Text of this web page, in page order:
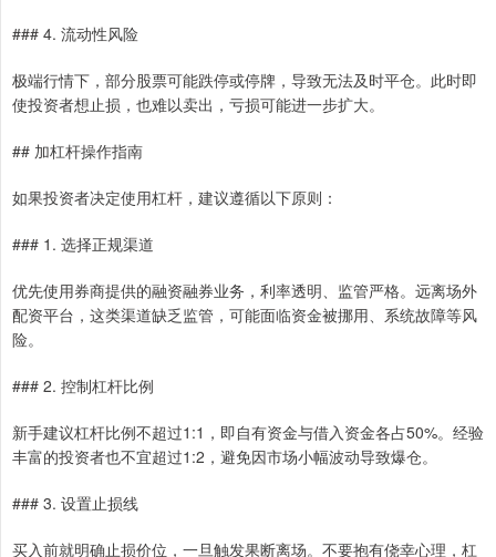
### 4. 流动性风险
极端行情下，部分股票可能跌停或停牌，导致无法及时平仓。此时即
使投资者想止损，也难以卖出，亏损可能进一步扩大。
## 加杠杆操作指南
如果投资者决定使用杠杆，建议遵循以下原则：
### 1. 选择正规渠道
优先使用券商提供的融资融券业务，利率透明、监管严格。远离场外
配资平台，这类渠道缺乏监管，可能面临资金被挪用、系统故障等风
险。
### 2. 控制杠杆比例
新手建议杠杆比例不超过1:1，即自有资金与借入资金各占50%。经验
丰富的投资者也不宜超过1:2，避免因市场小幅波动导致爆仓。
### 3. 设置止损线
买入前就明确止损价位，一旦触发果断离场。不要抱有侥幸心理，杠